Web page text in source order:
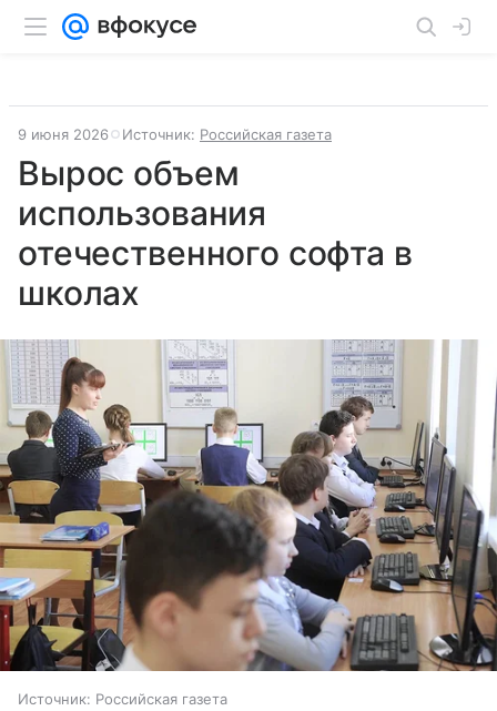
9 июня 2026 Источник: Российская газета
Вырос объем
использования
отечественного софта в
школах
Источник: Российская газета